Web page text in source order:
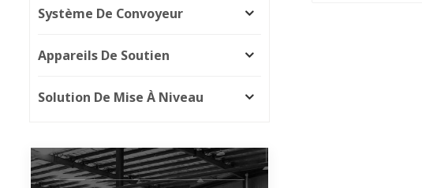
Système De Convoyeur
Appareils De Soutien
Solution De Mise À Niveau